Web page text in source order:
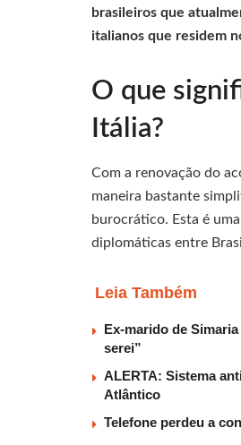
brasileiros que
italianos que residem
O que
Itália?
Com a renovação do
maneira bastante
burocrático. Esta é
diplomáticas entre
Leia Também
Ex-marido de
serei”
ALERTA: Sistema
Atlântico
Telefone perdeu a